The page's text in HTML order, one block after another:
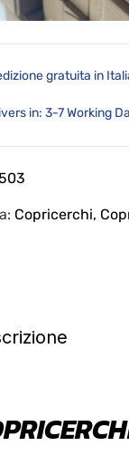
gratuita in
in: 3-7 Working
Copricerchi,